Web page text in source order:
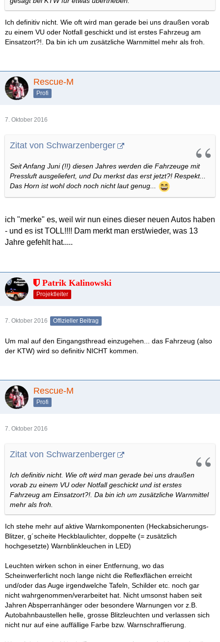
Ich definitiv nicht. Wie oft wird man gerade bei uns draußen vorab
zu einem VU oder Notfall geschickt und ist erstes Fahrzeug am
Einsatzort?!. Da bin ich um zusätzliche Warnmittel mehr als froh.
Rescue-M
Profi
7. Oktober 2016
Zitat von Schwarzenberger
Seit Anfang Juni (!!) diesen Jahres werden die Fahrzeuge mit
Pressluft ausgeliefert, und Du merkst das erst jetzt?! Respekt...
Das Horn ist wohl doch noch nicht laut genug...
ich "merke" es, weil wir nun eines dieser neuen Autos haben
- und es ist TOLL!!!! Dam merkt man erst/wieder, was 13
Jahre gefehlt hat.....
Patrik Kalinowski
Projektleiter
7. Oktober 2016 Offizieller Beitrag
Um mal auf den Eingangsthread einzugehen... das Fahrzeug (also
der KTW) wird so definitiv NICHT kommen.
Rescue-M
Profi
7. Oktober 2016
Zitat von Schwarzenberger
Ich definitiv nicht. Wie oft wird man gerade bei uns draußen
vorab zu einem VU oder Notfall geschickt und ist erstes
Fahrzeug am Einsatzort?!. Da bin ich um zusätzliche Warnmittel
mehr als froh.
Ich stehe mehr auf aktive Warnkomponenten (Heckabsicherungs-
Blitzer, g´scheite Heckblaulichter, doppelte (= zusätzlich
hochgesetzte) Warnblinkleuchen in LED)
Leuchten wirken schon in einer Entfernung, wo das
Scheinwerferlicht noch lange nicht die Reflexflächen erreicht
und/oder das Auge irgendwelche Tafeln, Schilder etc. noch gar
nicht wahrgenommen/verarbeitet hat. Nicht umsonst haben seit
Jahren Absperranhänger oder besondere Warnungen vor z.B.
Autobahnbaustellen helle, grosse Blitzleuchten und verlassen sich
nicht nur auf eine auffällige Farbe bzw. Warnschraffierung.